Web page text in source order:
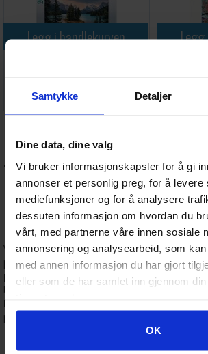
Samtykke Detaljer
Dine data, dine valg
Vi bruker informasjonskapsler for å gi
annonser et personlig preg, for å levere
mediefunksjoner og for å analysere
dessuten informasjon om hvordan du
vårt, med partnerne våre innen sosiale
annonsering og analysearbeid, som
med annen informasjon du har gjort
eller som de har samlet inn gjennom
Googles retningslinjer for personvern
OK
Legg i handlekurven
328,- Antall på
lager:1 328,-
Puslespill for hele
familien – Finn
neste favoritt
Gamezone.no
Velkommen tilGamezone.no– din ultimate
puslespill! Enten du er på jakt etter klassiske
puslespill
, utfordrende hjernetrim eller
barn, har vi noe for alle. Med et stort utvalg
Ravensburger
passer dine interesser og ferdighetsnivå.